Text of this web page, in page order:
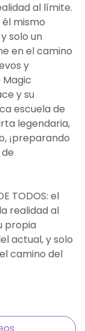
al límite.
mismo
solo un
en el camino
y
y su
escuela de
legendaria,
¡preparando
TODOS: el
realidad al
propia
actual, y solo
camino del